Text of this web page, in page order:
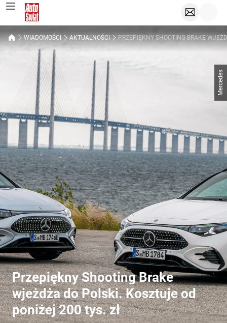
WIADOMOŚCI AKTUALNOŚCI PRZEPIĘKNY SHOOTING BRAKE
Mercedes
Przepiękny Shooting Brake
wjeżdża do Polski. Kosztuje od
poniżej 200 tys. zł